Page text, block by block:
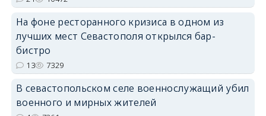
erid: 2SDnjdPjgYS
На фоне ресторанного кризиса в одном из
лучших мест Севастополя открылся бар-
бистро
13 7329
В севастопольском селе военнослужащий убил
военного и мирных жителей